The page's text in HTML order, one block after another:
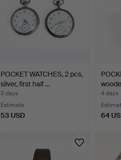
POCKET WATCHES, 2 pcs,
silver, first half …
3 days
Estimate
53 USD
4 days
64